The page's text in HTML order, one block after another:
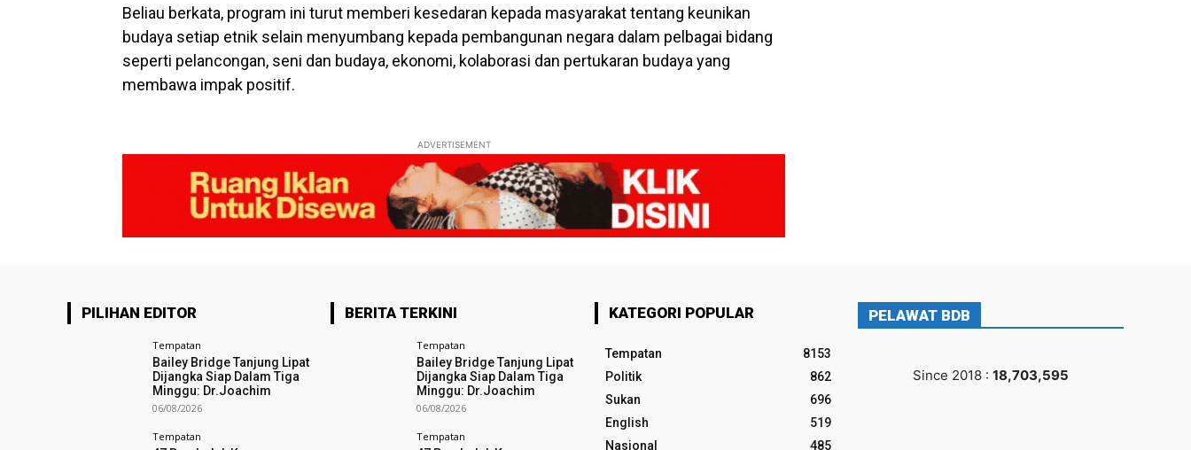
Beliau berkata, program ini turut memberi kesedaran kepada masyarakat tentang keunikan
budaya setiap etnik selain menyumbang kepada pembangunan negara dalam pelbagai bidang
seperti pelancongan, seni dan budaya, ekonomi, kolaborasi dan pertukaran budaya yang
membawa impak positif.
ADVERTISEMENT
PILIHAN EDITOR
Tempatan
Bailey Bridge Tanjung Lipat
Dijangka Siap Dalam Tiga
Minggu: Dr.Joachim
06/08/2026
Tempatan
BERITA TERKINI
Tempatan
Bailey Bridge Tanjung Lipat
Dijangka Siap Dalam Tiga
Minggu: Dr.Joachim
06/08/2026
Tempatan
KATEGORI POPULAR
Tempatan
8153
Politik
862
Sukan
696
English
519
Nasional
485
PELAWAT BDB
Since 2018 : 18,703,595